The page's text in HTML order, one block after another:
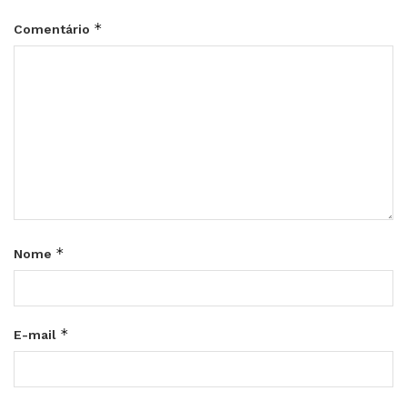
Comentário *
Nome *
E-mail *